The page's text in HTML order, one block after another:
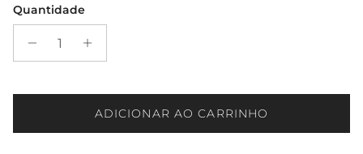
Quantidade
ADICIONAR AO CARRINHO